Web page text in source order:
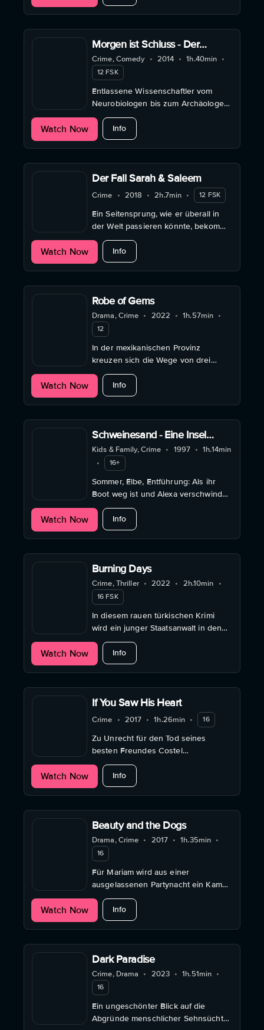
Polizei.
Morgen ist Schluss - Der
Anfang
Crime, Comedy • 2014 • 1h.40min •
12 FSK
Entlassene Wissenschaftler vom
Neurobiologen bis zum Archäologen
gründen einen Drogenring. Alle drei
Teile der Filmreihe.
Watch Now Infoabout Morgen ist Schluss - Der
Der Fall Sarah & Saleem
Crime • 2018 • 2h.7min • 12 FSK
Ein Seitensprung, wie er überall in
der Welt passieren könnte, bekommt
in der geteilten Stadt Jerusalem eine
gefährliche politische Dimension.
Watch Now Infoabout Der Fall Sarah & Saleem
Robe of Gems
Drama, Crime • 2022 • 1h.57min •
12
In der mexikanischen Provinz
kreuzen sich die Wege von drei
Frauen, als ein Vermisstenfall sie auf
einen Weg voller Schmerz und
Erlösung führt.
Watch Now Infoabout Robe of Gems
Schweinesand - Eine Insel
voller Geheimnisse
Kids & Family, Crime • 1997 • 1h.14min
•
16+
Sommer, Elbe, Entführung: Als ihr
Boot weg ist und Alexa verschwindet,
ermitteln fünf Kinder selbst – die
Spur führt zur Insel Schweinesand.
Watch Now Infoabout Schweinesand - Eine Insel
Burning Days
Crime, Thriller • 2022 • 2h.10min •
16 FSK
In diesem rauen türkischen Krimi
wird ein junger Staatsanwalt in den
Korruptionssumpf einer Kleinstadt
gezogen, die mit einer Dürre kämpft.
Watch Now Infoabout Burning Days
If You Saw His Heart
Crime • 2017 • 1h.26min • 16
Zu Unrecht für den Tod seines
besten Freundes Costel
verantwortlich gemacht, wird Daniel
aus seiner Roma-Gemeinschaft
verstoßen.
Watch Now Infoabout If You Saw His Heart
Beauty and the Dogs
Drama, Crime • 2017 • 1h.35min •
16
Für Mariam wird aus einer
ausgelassenen Partynacht ein Kampf
um ihre Würde und Gerechtigkeit.
Watch Now Infoabout Beauty and the Dogs
Dark Paradise
Crime, Drama • 2023 • 1h.51min •
16
Ein ungeschönter Blick auf die
Abgründe menschlicher Sehnsüchte